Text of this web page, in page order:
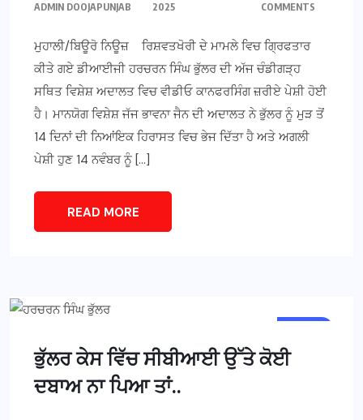
ADMIN DOOJAPUNJAB
2025
COMMENTS
ਮੁਹਾਲੀ/ਬਿਊਰੋ ਨਿਊਜ਼ ਰਿਸ਼ਵਤਖੋਰੀ ਦੇ ਮਾਮਲੇ ਵਿਚ ਗਿ੍ਰਫਤਾਰ
ਕੀਤੇ ਗਏ ਡੀਆਈਜੀ ਹਰਚਰਨ ਸਿੰਘ ਭੁੱਲਰ ਦੀ ਅੱਜ ਚੰਡੀਗੜ੍ਹ
ਸਥਿਤ ਵਿਸ਼ੇਸ਼ ਅਦਾਲਤ ਵਿਚ ਵੀਡੀਓ ਕਾਨਫਰਸਿੰਗ ਜ਼ਰੀਏ ਪੇਸ਼ੀ ਹੋਈ
ਹੈ। ਮਾਨਯੋਗ ਵਿਸ਼ੇਸ਼ ਜੱਜ ਭਾਵਨਾ ਜੈਨ ਦੀ ਅਦਾਲਤ ਨੇ ਭੁੱਲਰ ਨੂੰ ਮੁੜ ਤੋਂ
14 ਦਿਨਾਂ ਦੀ ਨਿਆਂਇਕ ਹਿਰਾਸਤ ਵਿਚ ਭੇਜ ਦਿੱਤਾ ਹੈ ਅਤੇ ਅਗਲੀ
ਪੇਸ਼ੀ ਹੁਣ 14 ਨਵੰਬਰ ਨੂੰ […]
READ MORE
ਭੁੱਲਰ ਕੇਸ ਵਿੱਚ ਸੀਬੀਆਈ ਉੱਤੇ ਕੋਈ
ਦਬਾਅ ਨਾ ਪਿਆ ਤਾਂ..